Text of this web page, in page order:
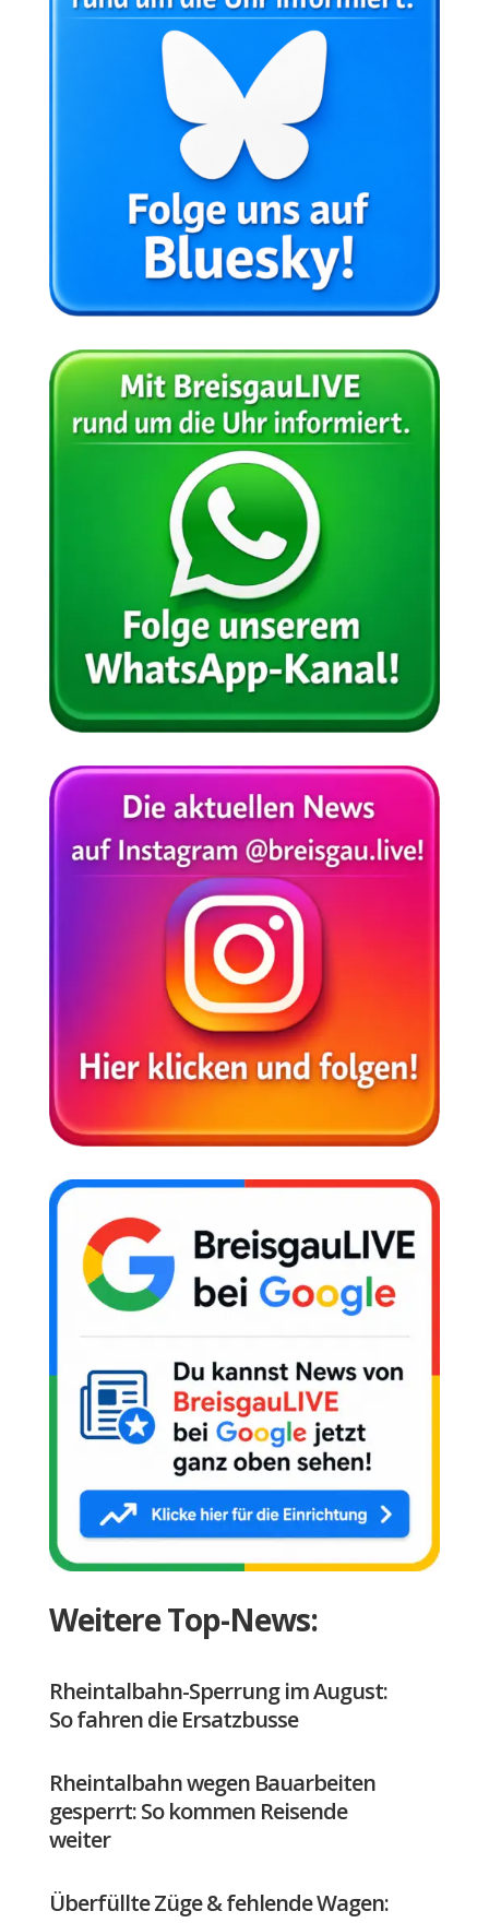
Weitere Top-News:
Rheintalbahn-Sperrung im August:
So fahren die Ersatzbusse
Rheintalbahn wegen Bauarbeiten
gesperrt: So kommen Reisende
weiter
Überfüllte Züge & fehlende Wagen: